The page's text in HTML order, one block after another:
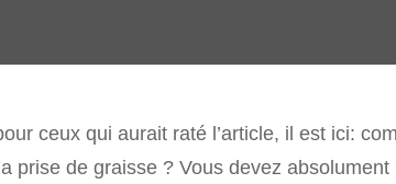
ceux qui aurait raté l’article, il est ici:
de graisse ? Vous devez absolument